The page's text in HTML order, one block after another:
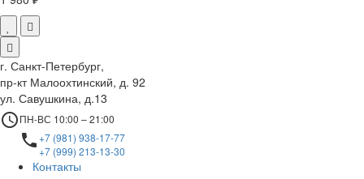
г. Санкт-Петербург,
пр-кт Малоохтинский, д. 92
ул. Савушкина, д.13
access_timeПН-ВС 10:00 – 21:00
local_phone+7 (981) 938-17-77
+7 (999) 213-13-30
Контакты